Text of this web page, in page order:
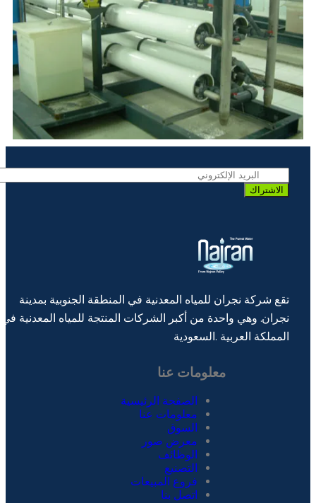
الاشتراك
تقع شركة نجران للمیاه المعدنیة في المنطقة الجنوبیة بمدینة
نجران. وھي واحدة من أكبر الشركات المنتجة للمیاه المعدنیة في
المملكة العربیة .السعودیة
معلومات عنا
الصفحة الرئيسية
معلومات عنا
السوق
معرض صور
الوظائف
التصنيع
فروع المبيعات
اتصل بنا